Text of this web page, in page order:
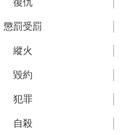
懲罰受罰
縱火
毀約
犯罪
自殺